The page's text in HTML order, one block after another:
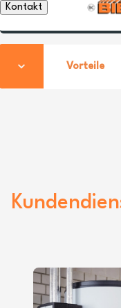
Kontakt
Vorteile